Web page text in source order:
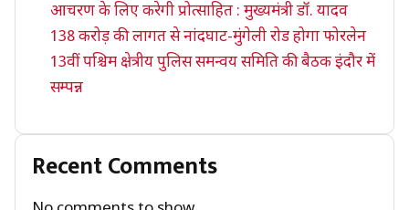
आचरण के लिए करेगी प्रोत्साहित : मुख्यमंत्री डॉ. यादव
138 करोड़ की लागत से नांदघाट-मुंगेली रोड होगा फोरलेन
13वीं पश्चिम क्षेत्रीय पुलिस समन्वय समिति की बैठक इंदौर में
सम्पन्न
Recent Comments